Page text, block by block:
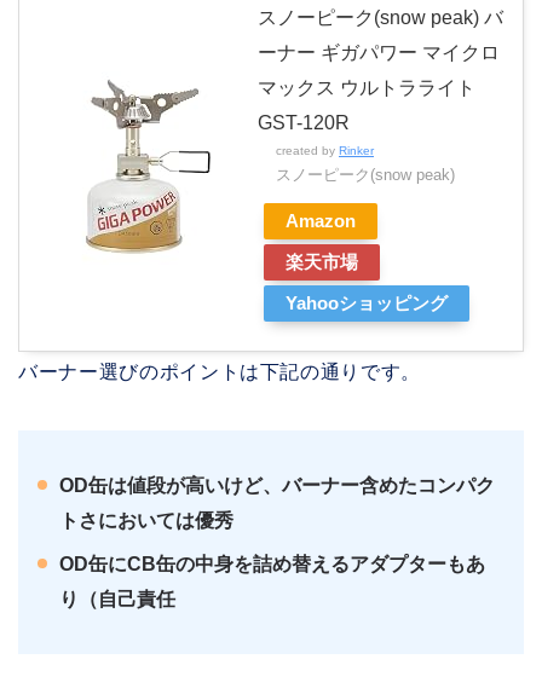
スノーピーク(snow peak) バ
ーナー ギガパワー マイクロ
マックス ウルトラライト
GST-120R
created by Rinker
スノーピーク(snow peak)
Amazon
楽天市場
Yahooショッピング
バーナー選びのポイントは下記の通りです。
OD缶は値段が高いけど、バーナー含めたコンパク
トさにおいては優秀
OD缶にCB缶の中身を詰め替えるアダプターもあ
り（自己責任